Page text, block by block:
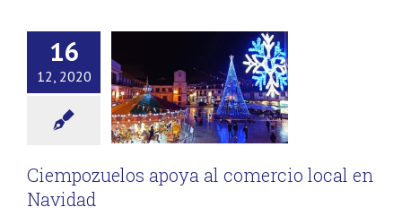
16
12, 2020
Ciempozuelos apoya al comercio local en
Navidad